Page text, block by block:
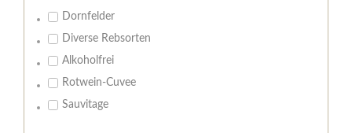
Dornfelder
Diverse Rebsorten
Alkoholfrei
Rotwein-Cuvee
Sauvitage